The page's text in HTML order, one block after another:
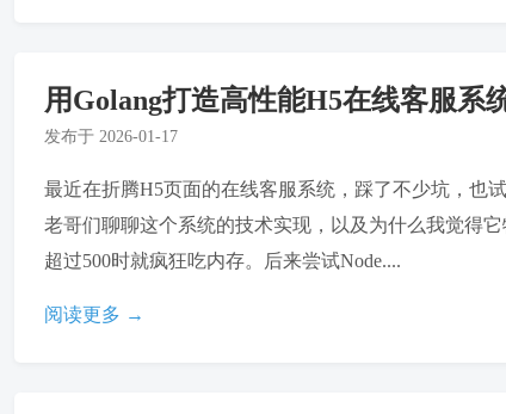
用Golang打造高性能H5在线客服系
发布于 2026-01-17
最近在折腾H5页面的在线客服系统，踩了不少坑，也
老哥们聊聊这个系统的技术实现，以及为什么我觉得
超过500时就疯狂吃内存。后来尝试Node....
阅读更多 →